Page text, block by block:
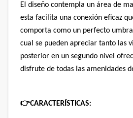
El diseño contempla un área de
esta facilita una conexión eficaz
comporta como un perfecto
cual se pueden apreciar tanto las
posterior en un segundo nivel
disfrute de todas las amenidades
👉CARACTERÍSTICAS: